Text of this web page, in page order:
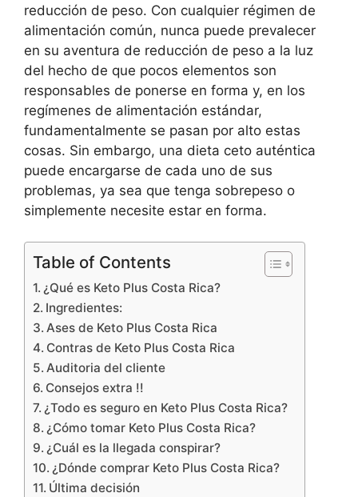
reducción de peso. Con cualquier régimen de
alimentación común, nunca puede prevalecer
en su aventura de reducción de peso a la luz
del hecho de que pocos elementos son
responsables de ponerse en forma y, en los
regímenes de alimentación estándar,
fundamentalmente se pasan por alto estas
cosas. Sin embargo, una dieta ceto auténtica
puede encargarse de cada uno de sus
problemas, ya sea que tenga sobrepeso o
simplemente necesite estar en forma.
Table of Contents
¿Qué es Keto Plus Costa Rica?
Ingredientes:
Ases de Keto Plus Costa Rica
Contras de Keto Plus Costa Rica
Auditoria del cliente
Consejos extra !!
¿Todo es seguro en Keto Plus Costa Rica?
¿Cómo tomar Keto Plus Costa Rica?
¿Cuál es la llegada conspirar?
¿Dónde comprar Keto Plus Costa Rica?
Última decisión